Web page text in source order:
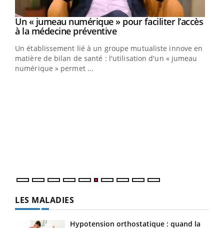
Youtube
Un « jumeau numérique » pour faciliter l’accès
à la médecine préventiveYoutube
Un établissement lié à un groupe mutualiste innove en
matière de bilan de santé : l'utilisation d'un « jumeau
numérique » permet ...
LES MALADIES
Hypotension orthostatique : quand la